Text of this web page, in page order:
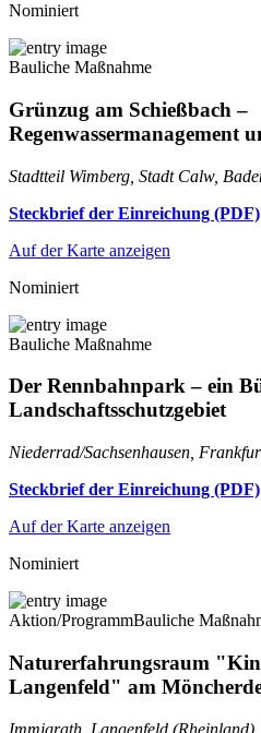
Nominiert
Bauliche Maßnahme
Grünzug am Schießbach –
Regenwassermanagement
Stadtteil Wimberg, Stadt Calw,
Steckbrief der Einreichung (PDF)
Auf der Karte anzeigen
Nominiert
Bauliche Maßnahme
Der Rennbahnpark – ein
Landschaftsschutzgebiet
Niederrad/Sachsenhausen,
Steckbrief der Einreichung (PDF)
Auf der Karte anzeigen
Nominiert
Aktion/ProgrammBauliche
Naturerfahrungsraum
Langenfeld" am
Immigrath, Langenfeld